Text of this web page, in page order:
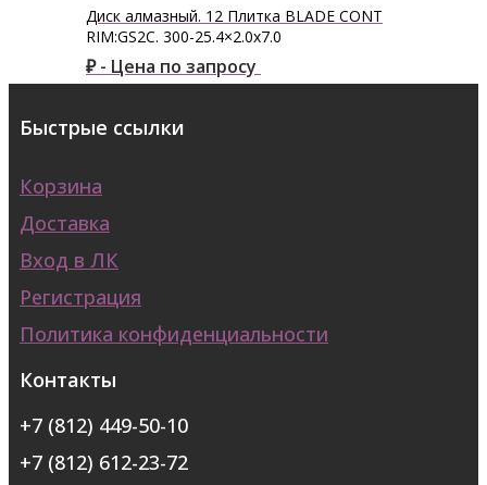
Диск алмазный. 12 Плитка BLADE CONT
RIM:GS2C. 300-25.4×2.0x7.0
₽ - Цена по запросу
Быстрые ссылки
Корзина
Доставка
Вход в ЛК
Регистрация
Политика конфиденциальности
Контакты
+7 (812) 449-50-10
+7 (812) 612-23-72